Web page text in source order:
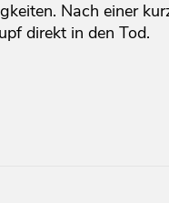
Nach einer
direkt in den Tod.